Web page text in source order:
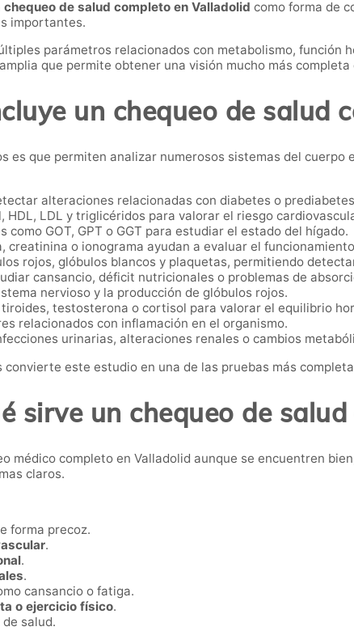
chequeo de salud completo en Valladolid como forma de
importantes.
parámetros relacionados con metabolismo, función
que permite obtener una visión mucho más completa
un chequeo de salud
es que permiten analizar numerosos sistemas del cuerpo
alteraciones relacionadas con diabetes o
HDL, LDL y triglicéridos para valorar el riesgo
como GOT, GPT o GGT para estudiar el estado del hígado.
creatinina o ionograma ayudan a evaluar el
rojos, glóbulos blancos y plaquetas, permitiendo
cansancio, déficit nutricionales o problemas de
nervioso y la producción de glóbulos rojos.
testosterona o cortisol para valorar el equilibrio
relacionados con inflamación en el organismo.
urinarias, alteraciones renales o cambios
este estudio en una de las pruebas más
sirve un chequeo de
médico completo en Valladolid aunque se encuentren
claros.
forma precoz.
.
.
.
cansancio o fatiga.
o ejercicio físico.
salud.